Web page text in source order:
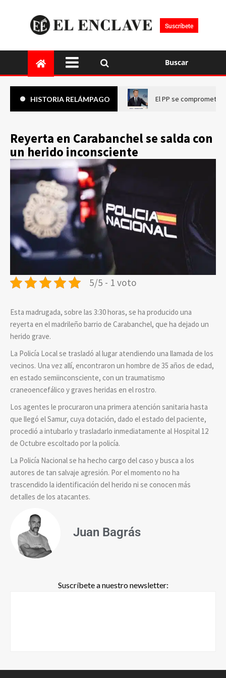
Suscríbete
Buscar
HISTORIA RELÁMPAGO El PP se compromete
Reyerta en Carabanchel se salda con
un herido inconsciente
5/5 - 1 voto
Esta madrugada, sobre las 3:30 horas, se ha producido una
reyerta en el madrileño barrio de Carabanchel, que ha dejado un
herido grave.
La Policía Local se trasladó al lugar atendiendo una llamada de los
vecinos. Una vez allí, encontraron un hombre de 35 años de edad,
en estado semiinconsciente, con un traumatismo
craneoencefálico y graves heridas en el rostro.
Los agentes le procuraron una primera atención sanitaria hasta
que llegó el Samur, cuya dotación, dado el estado del paciente,
procedió a intubarlo y trasladarlo inmediatamente al Hospital 12
de Octubre escoltado por la policía.
La Policía Nacional se ha hecho cargo del caso y busca a los
autores de tan salvaje agresión. Por el momento no ha
trascendido la identificación del herido ni se conocen más
detalles de los atacantes.
Juan Bagrás
Suscríbete a nuestro newsletter: